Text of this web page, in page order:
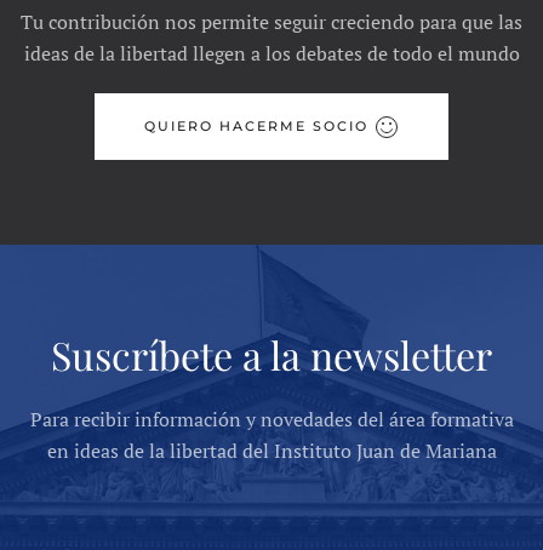
Tu contribución nos permite seguir creciendo para que las
ideas de la libertad llegen a los debates de todo el mundo
QUIERO HACERME SOCIO
Suscríbete a la newsletter
Para recibir información y novedades del área formativa
en ideas de la libertad del Instituto Juan de Mariana